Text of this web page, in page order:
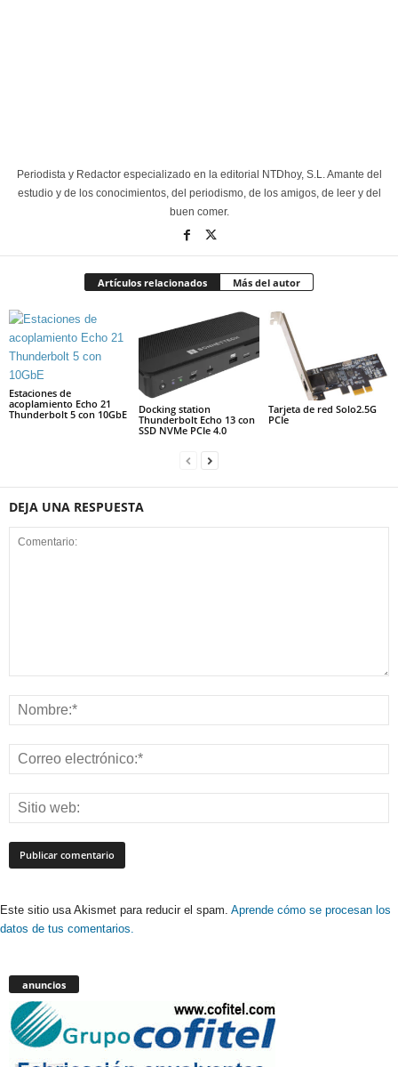
Periodista y Redactor especializado en la editorial NTDhoy, S.L. Amante del
estudio y de los conocimientos, del periodismo, de los amigos, de leer y del
buen comer.
Artículos relacionados Más del autor
Estaciones de
acoplamiento Echo 21
Thunderbolt 5 con 10GbE
Docking station
Thunderbolt Echo 13 con
SSD NVMe PCIe 4.0
Tarjeta de red Solo2.5G
PCIe
DEJA UNA RESPUESTA
Este sitio usa Akismet para reducir el spam. Aprende cómo se procesan los
datos de tus comentarios.
anuncios